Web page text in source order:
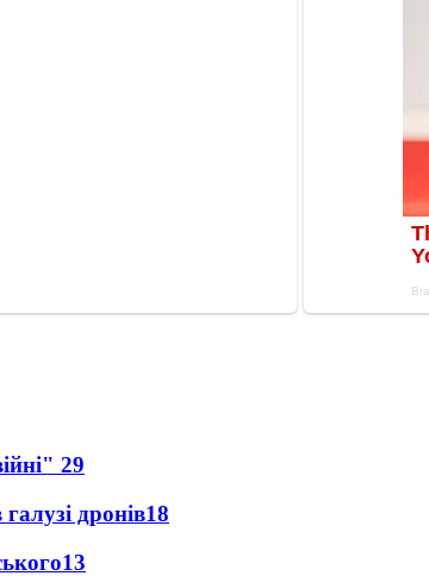
29
дронів18
13